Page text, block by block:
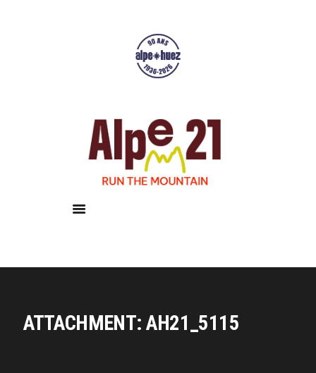
ATTACHMENT: AH21_5115
Résultats
Galerie
Infos pratiques